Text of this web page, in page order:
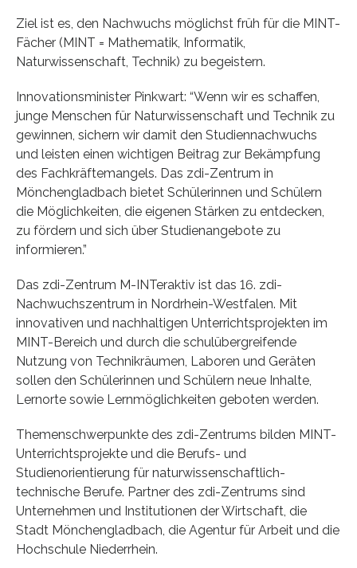
Ziel ist es, den Nachwuchs möglichst früh für die MINT-
Fächer (MINT = Mathematik, Informatik,
Naturwissenschaft, Technik) zu begeistern.
Innovationsminister Pinkwart: “Wenn wir es schaffen,
junge Menschen für Naturwissenschaft und Technik zu
gewinnen, sichern wir damit den Studiennachwuchs
und leisten einen wichtigen Beitrag zur Bekämpfung
des Fachkräftemangels. Das zdi-Zentrum in
Mönchengladbach bietet Schülerinnen und Schülern
die Möglichkeiten, die eigenen Stärken zu entdecken,
zu fördern und sich über Studienangebote zu
informieren.”
Das zdi-Zentrum M-INTeraktiv ist das 16. zdi-
Nachwuchszentrum in Nordrhein-Westfalen. Mit
innovativen und nachhaltigen Unterrichtsprojekten im
MINT-Bereich und durch die schulübergreifende
Nutzung von Technikräumen, Laboren und Geräten
sollen den Schülerinnen und Schülern neue Inhalte,
Lernorte sowie Lernmöglichkeiten geboten werden.
Themenschwerpunkte des zdi-Zentrums bilden MINT-
Unterrichtsprojekte und die Berufs- und
Studienorientierung für naturwissenschaftlich-
technische Berufe. Partner des zdi-Zentrums sind
Unternehmen und Institutionen der Wirtschaft, die
Stadt Mönchengladbach, die Agentur für Arbeit und die
Hochschule Niederrhein.